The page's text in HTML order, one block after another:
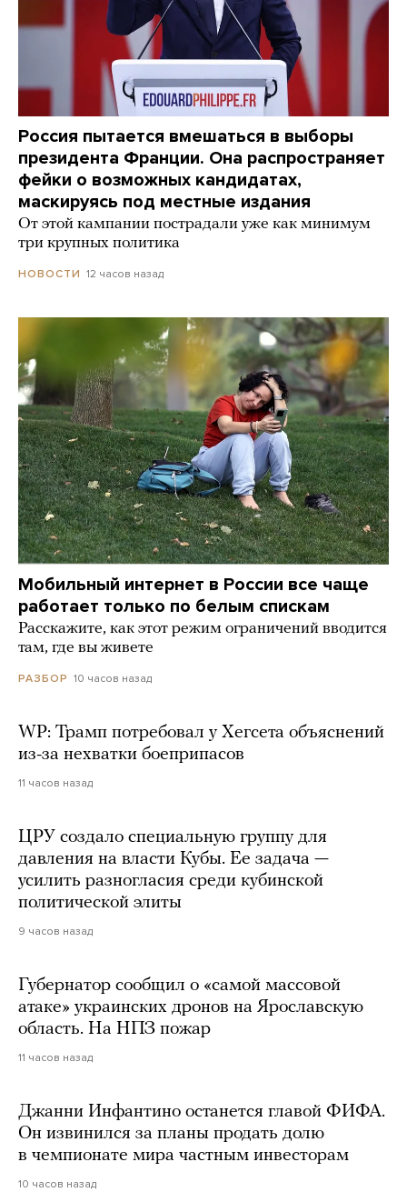
Россия пытается вмешаться в выборы
президента Франции. Она распространяет
фейки о возможных кандидатах,
маскируясь под местные издания
От этой кампании пострадали уже как минимум
три крупных политика
НОВОСТИ 12 часов назад
Мобильный интернет в России все чаще
работает только по белым спискам
Расскажите, как этот режим ограничений вводится
там, где вы живете
РАЗБОР 10 часов назад
WP: Трамп потребовал у Хегсета объяснений
из-за нехватки боеприпасов
11 часов назад
ЦРУ создало специальную группу для
давления на власти Кубы. Ее задача —
усилить разногласия среди кубинской
политической элиты
9 часов назад
Губернатор сообщил о «самой массовой
атаке» украинских дронов на Ярославскую
область. На НПЗ пожар
11 часов назад
Джанни Инфантино останется главой ФИФА.
Он извинился за планы продать долю
в чемпионате мира частным инвесторам
10 часов назад